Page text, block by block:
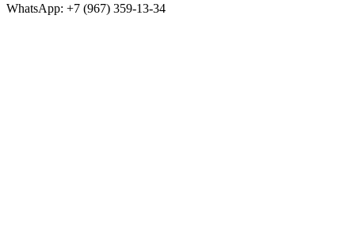
WhatsApp: +7 (967) 359-13-34